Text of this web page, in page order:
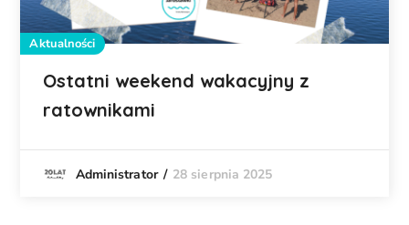
Aktualności
Ostatni weekend wakacyjny z
ratownikami
Administrator 28 sierpnia 2025